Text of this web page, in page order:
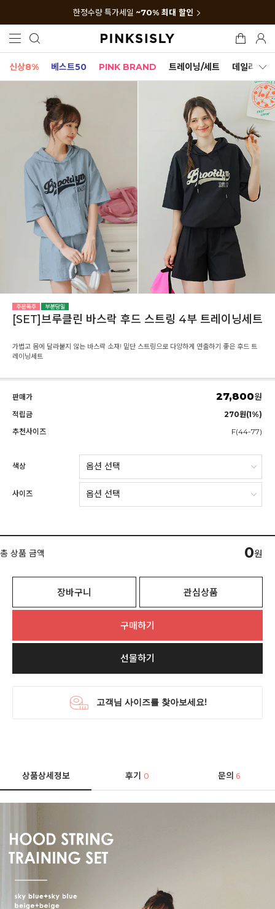
한정수량 특가세일 ~70% 최대 할인
신상8% 베스트50 PINK BRAND 트레이닝/세트 데일리세트
[SET]브루클린 바스락 후드 스트링 4부 트레이닝세트
가볍고 몸에 달라붙지 않는 바스락 소재! 밑단 스트링으로 다양하게 연출하기 좋은 후드 트
레이닝세트
판매가 27,800원
적립금
270원(1%)
추천사이즈
F(44-77)
색상
사이즈
총 상품 금액 0원
장바구니 관심상품
구매하기
선물하기
상품상세정보 후기0 문의 6